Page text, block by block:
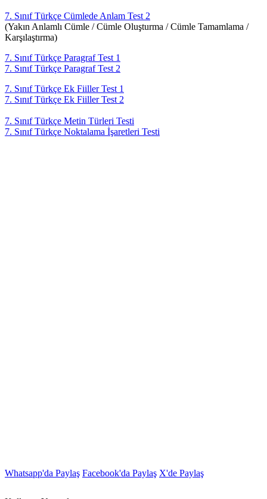
7. Sınıf Türkçe Cümlede Anlam Test 2
(Yakın Anlamlı Cümle / Cümle Oluşturma / Cümle Tamamlama /
Karşılaştırma)
7. Sınıf Türkçe Paragraf Test 1
7. Sınıf Türkçe Paragraf Test 2
7. Sınıf Türkçe Ek Fiiller Test 1
7. Sınıf Türkçe Ek Fiiller Test 2
7. Sınıf Türkçe Metin Türleri Testi
7. Sınıf Türkçe Noktalama İşaretleri Testi
Whatsapp'da Paylaş Facebook'da Paylaş X'de Paylaş